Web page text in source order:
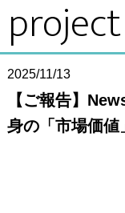
project
2025/11/13
【ご報告】
身の「市場価値